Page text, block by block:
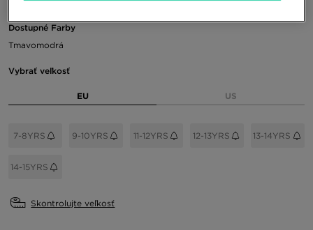
Dostupné Farby
Tmavomodrá
Vybrať veľkosť
EU US
7-8YRS 9-10YRS 11-12YRS 12-13YRS 13-14YRS
14-15YRS
Skontrolujte veľkosť